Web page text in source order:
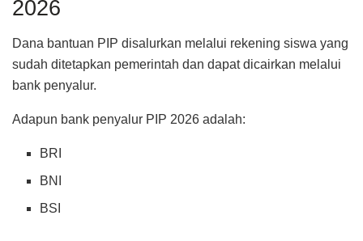
2026
Dana bantuan PIP disalurkan melalui rekening siswa yang
sudah ditetapkan pemerintah dan dapat dicairkan melalui
bank penyalur.
Adapun bank penyalur PIP 2026 adalah:
BRI
BNI
BSI